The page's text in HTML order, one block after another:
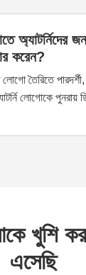
অ্যাটর্নিদের
করেন?
তৈরিতে
লোগোকে পুনরায়
খুশি
এসেছি